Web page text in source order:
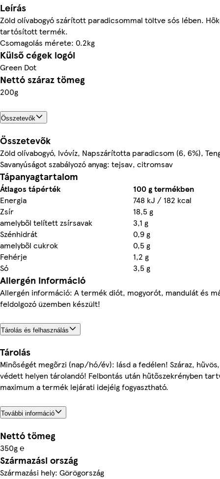
Leírás
Zöld olívabogyó szárított paradicsommal töltve sós lében.
tartósított termék.
Csomagolás mérete: 0.2kg
Külső cégek logói
Green Dot
Nettó száraz tömeg
200g
Összetevők
Összetevők
Zöld olívabogyó, Ivóvíz, Napszárította paradicsom (6, 6%),
Savanyúságot szabályozó anyag: tejsav, citromsav
Tápanyagtartalom
Átlagos tápérték
100 g termékben
Energia
748 kJ / 182 kcal
Zsír
18,5 g
amelyből telített zsírsavak
3,1 g
Szénhidrát
0,9 g
amelyből cukrok
0,5 g
Fehérje
1,2 g
Só
3,5 g
Allergén információ
Allergén információ: A termék diót, mogyorót, mandulát és
feldolgozó üzemben készült!
Tárolás és felhasználás
Tárolás
Minőségét megőrzi (nap/hó/év): lásd a fedélen! Száraz,
védett helyen tárolandó! Felbontás után hűtőszekrényben
maximum a termék lejárati idejéig fogyasztható.
További információ
Nettó tömeg
350g ℮
Származási ország
Származási hely: Görögország